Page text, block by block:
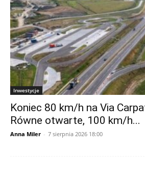
Inwestycje
Koniec 80 km/h na Via
Równe otwarte, 100 km/h...
Anna Miler - 7 sierpnia 2026 18:00